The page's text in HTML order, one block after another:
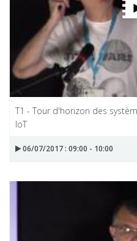
T1 - Tour d'horizon des
IoT
06/07/2017 : 09:00 - 10:00